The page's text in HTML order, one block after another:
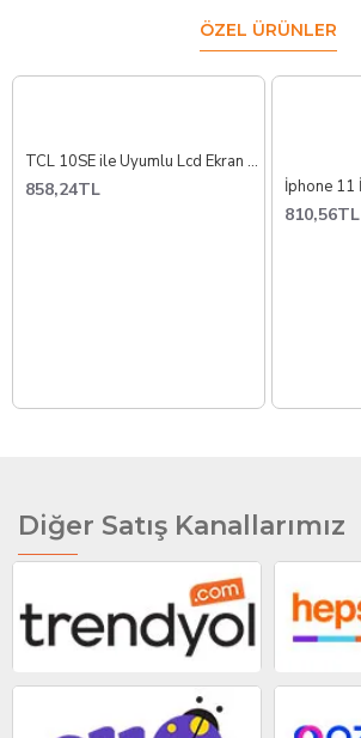
ÖZEL ÜRÜNLER
TCL 10SE ile Uyumlu Lcd Ekran Dokunmatik T766H
858,24TL
810,56TL
Diğer Satış Kanallarımız